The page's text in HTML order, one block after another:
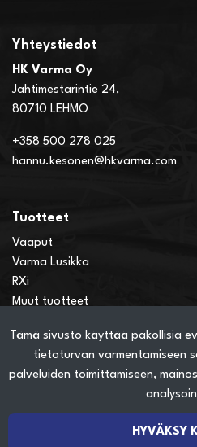
Tämä sivusto käyttää pakollisia
tietoturvan varmentamiseen
palveluiden toimittamiseen,
HYVÄKSY
Yhteystiedot
HK Varma Oy
Jahtimestarintie 24,
80710 LEHMO
+358 500 278 025
hannu.kesonen@hkvarma.com
Tuotteet
Vaaput
Varma Lusikka
RXi
Muut tuotteet
Verkkokauppainfo
Näin teet ostoksia